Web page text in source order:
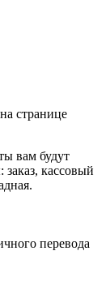
странице
вам будут
кассовый
перевода